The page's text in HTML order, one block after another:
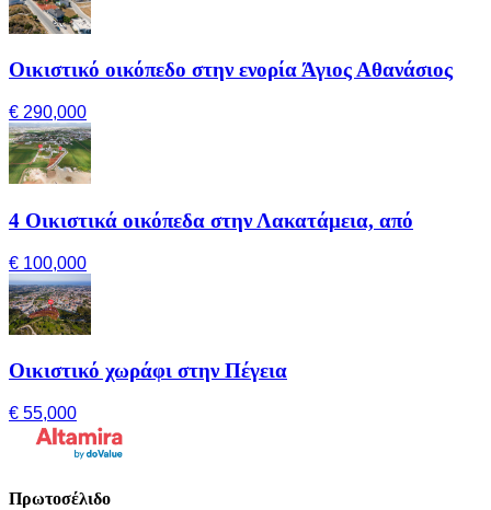
Οικιστικό οικόπεδο στην ενορία Άγιος Αθανάσιος
€ 290,000
4 Οικιστικά οικόπεδα στην Λακατάμεια, από
€ 100,000
Οικιστικό χωράφι στην Πέγεια
€ 55,000
Πρωτοσέλιδο